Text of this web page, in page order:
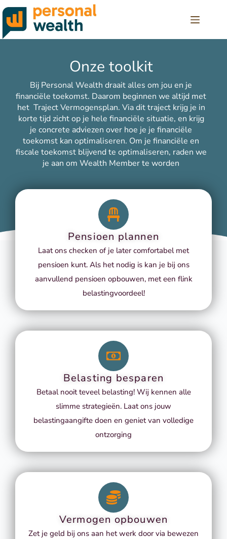
Onze toolkit
Bij Personal Wealth draait alles om jou en je
financiële toekomst. Daarom beginnen we altijd met
het Traject Vermogensplan. Via dit traject krijg je in
korte tijd zicht op je hele financiële situatie, en krijg
je concrete adviezen over hoe je je financiële
toekomst kan optimaliseren. Om je financiële en
fiscale toekomst blijvend te optimaliseren, raden we
je aan om Wealth Member te worden
Pensioen plannen
Laat ons checken of je later comfortabel met
pensioen kunt. Als het nodig is kan je bij ons
aanvullend pensioen opbouwen, met een flink
belastingvoordeel!
Belasting besparen
Betaal nooit teveel belasting! Wij kennen alle
slimme strategieën. Laat ons jouw
belastingaangifte doen en geniet van volledige
ontzorging
Vermogen opbouwen
Zet je geld bij ons aan het werk door via bewezen